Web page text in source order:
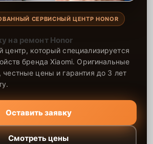
СЕРВИСНЫЙ ЦЕНТР HONOR
на ремонт Honor
который специализируется
бренда Xiaomi. Оригинальные
цены и гарантия до 3 лет
Оставить заявку
Смотреть цены